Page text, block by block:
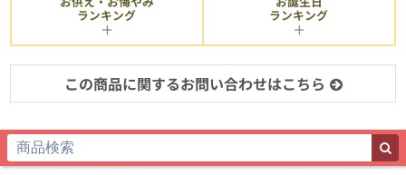
ランキング ランキング
この商品に関するお問い合わせはこちら